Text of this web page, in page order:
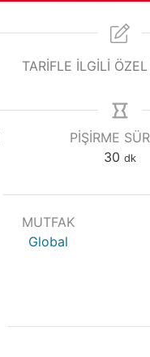
TARİFLE İLGİLİ
PIŞIRME
30 dk
MUTFAK
Global